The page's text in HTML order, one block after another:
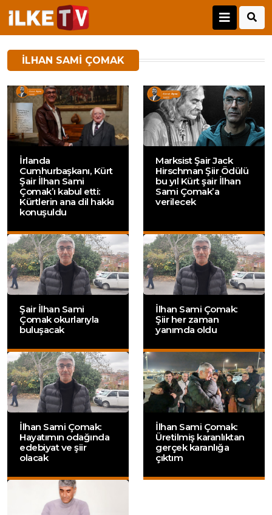
ILHAN SAMI ÇOMAK
İrlanda
Cumhurbaşkanı, Kürt
Şair İlhan Sami
Çomak’ı kabul etti:
Kürtlerin ana dil hakkı
konuşuldu
Marksist Şair Jack
Hirschman Şiir Ödülü
bu yıl Kürt şair İlhan
Sami Çomak’a
verilecek
Şair İlhan Sami
Çomak okurlarıyla
buluşacak
İlhan Sami Çomak:
Şiir her zaman
yanımda oldu
İlhan Sami Çomak:
Hayatımın odağında
edebiyat ve şiir
olacak
İlhan Sami Çomak:
Üretilmiş karanlıktan
gerçek karanlığa
çıktım